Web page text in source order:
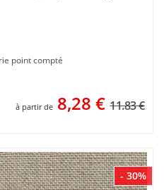
point compté
à partir de 8,28 € 11.83 €
- 30%